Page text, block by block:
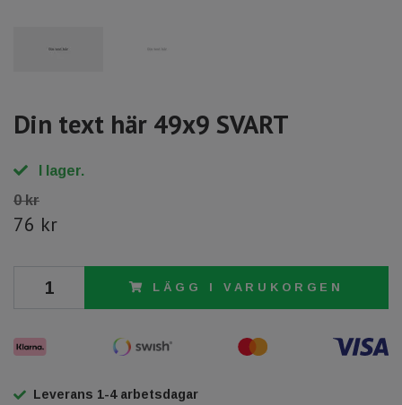
Din text här 49x9 SVART
I lager.
0 kr
76 kr
LÄGG I VARUKORGEN
Leverans 1-4 arbetsdagar